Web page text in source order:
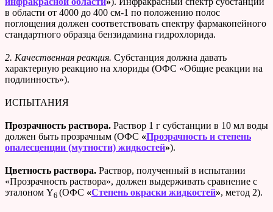
в области от 4000 до 400 см-1 по положению полос
поглощения должен соответствовать спектру фармакопейного
стандартного образца бензидамина гидрохлорида.
2. Качественная реакция. Субстанция должна давать
характерную реакцию на хлориды (ОФС «Общие реакции на
подлинность»).
ИСПЫТАНИЯ
Прозрачность раствора. Раствор 1 г субстанции в 10 мл воды
должен быть прозрачным (ОФС «Прозрачность и степень
опалесценции (мутности) жидкостей»).
Цветность раствора. Раствор, полученный в испытании
«Прозрачность раствора», должен выдерживать сравнение с
эталоном Y6 (ОФС «Степень окраски жидкостей», метод 2).